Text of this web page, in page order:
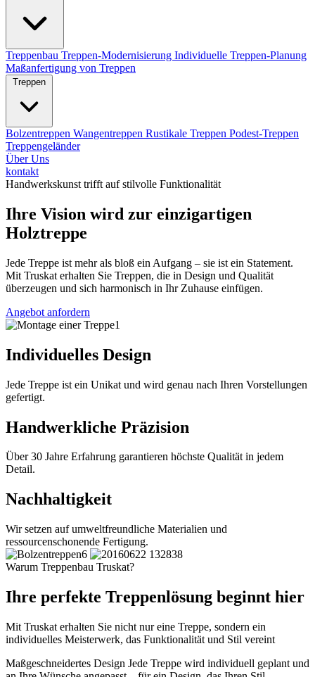
Treppenbau Treppen-Modernisierung Individuelle Treppen-Planung
Maßanfertigung von Treppen
Treppen
Bolzentreppen Wangentreppen Rustikale Treppen Podest-Treppen
Treppengeländer
Über Uns
kontakt
Handwerkskunst trifft auf stilvolle Funktionalität
Ihre Vision wird zur einzigartigen
Holztreppe
Jede Treppe ist mehr als bloß ein Aufgang – sie ist ein Statement.
Mit Truskat erhalten Sie Treppen, die in Design und Qualität
überzeugen und sich harmonisch in Ihr Zuhause einfügen.
Angebot anfordern
Individuelles Design
Jede Treppe ist ein Unikat und wird genau nach Ihren Vorstellungen
gefertigt.
Handwerkliche Präzision
Über 30 Jahre Erfahrung garantieren höchste Qualität in jedem
Detail.
Nachhaltigkeit
Wir setzen auf umweltfreundliche Materialien und
ressourcenschonende Fertigung.
Warum Treppenbau Truskat?
Ihre perfekte Treppenlösung beginnt hier
Mit Truskat erhalten Sie nicht nur eine Treppe, sondern ein
individuelles Meisterwerk, das Funktionalität und Stil vereint
Maßgeschneidertes Design Jede Treppe wird individuell geplant und